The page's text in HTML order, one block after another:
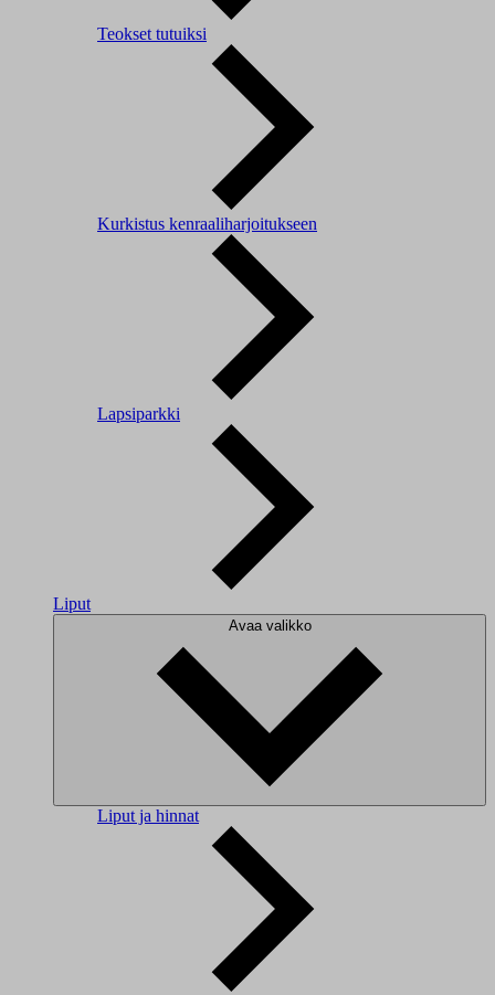
Teokset tutuiksi
Kurkistus kenraaliharjoitukseen
Lapsiparkki
Liput
Avaa valikko
Liput ja hinnat